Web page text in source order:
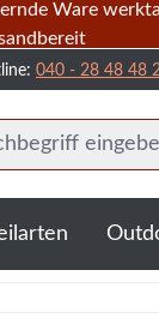
Ware
040 - 28 48 48